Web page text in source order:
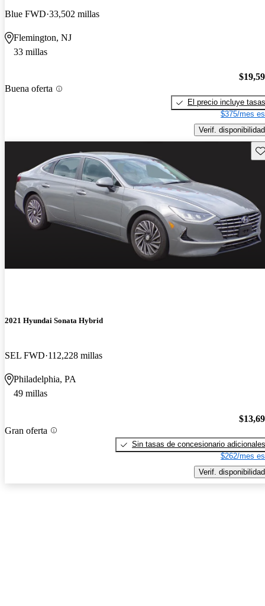
Blue FWD 33,502 millas
Flemington, NJ
33 millas
Buena oferta
El precio incluye tasas
$375/mes
Verif. disponibilidad
2021 Hyundai Sonata Hybrid
SEL FWD 112,228 millas
Philadelphia, PA
49 millas
Gran oferta
Sin tasas de concesionario adicionales
$262/mes
Verif. disponibilidad